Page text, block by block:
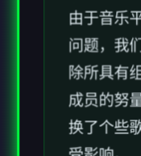
除所具有
成员的努
换了个些
受影响。
永恒世界
开放放布